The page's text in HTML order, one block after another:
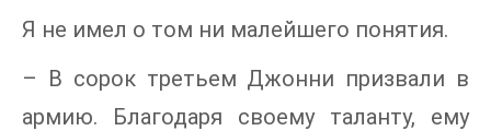
Я не имел о том ни малейшего понятия.
– В сорок третьем Джонни призвали в
армию. Благодаря своему таланту, ему